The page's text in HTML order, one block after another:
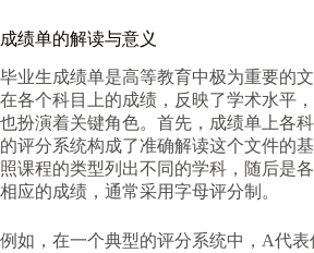
成绩单的解读与意义
毕业生成绩单是高等教育中极为重要的
在各个科目上的成绩，反映了学术水平
也扮演着关键角色。首先，成绩单上各
的评分系统构成了准确解读这个文件的
照课程的类型列出不同的学科，随后是
相应的成绩，通常采用字母评分制。
例如，在一个典型的评分系统中，A代